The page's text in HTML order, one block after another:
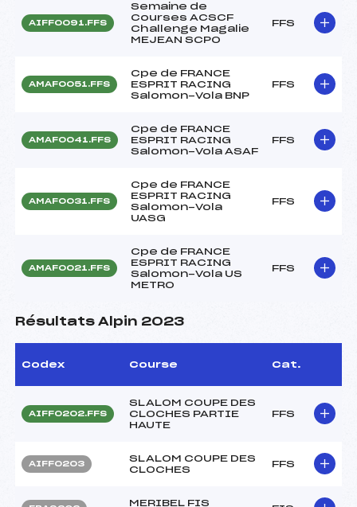
AIFF0091.FFS
Semaine de
Courses ACSCF
Challenge Magalie
MEJEAN SCPO
FFS
AMAF0051.FFS
Cpe de FRANCE
ESPRIT RACING
Salomon-Vola BNP
FFS
AMAF0041.FFS
Cpe de FRANCE
ESPRIT RACING
Salomon-Vola ASAF
FFS
AMAF0031.FFS
Cpe de FRANCE
ESPRIT RACING
Salomon-Vola
UASG
FFS
AMAF0021.FFS
Cpe de FRANCE
ESPRIT RACING
Salomon-Vola US
METRO
FFS
Résultats Alpin 2023
Codex Course Cat.
AIFF0202.FFS
SLALOM COUPE DES
CLOCHES PARTIE
HAUTE
FFS
AIFF0203
SLALOM COUPE DES
CLOCHES
FFS
MERIBEL FIS